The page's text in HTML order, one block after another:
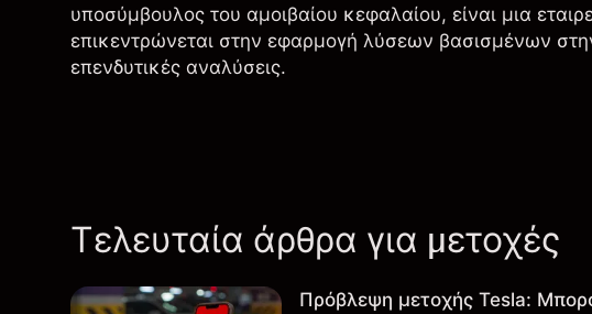
υποσύμβουλος του αμοιβαίου κεφαλαίου, είναι μια
επικεντρώνεται στην εφαρμογή λύσεων βασισμένων
επενδυτικές αναλύσεις.
Τελευταία άρθρα για μετοχές
Πρόβλεψη μετοχής Tesla: